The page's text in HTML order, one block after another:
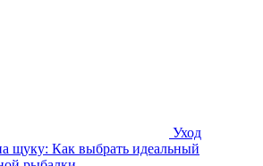
Уход
щуку: Как выбрать идеальный